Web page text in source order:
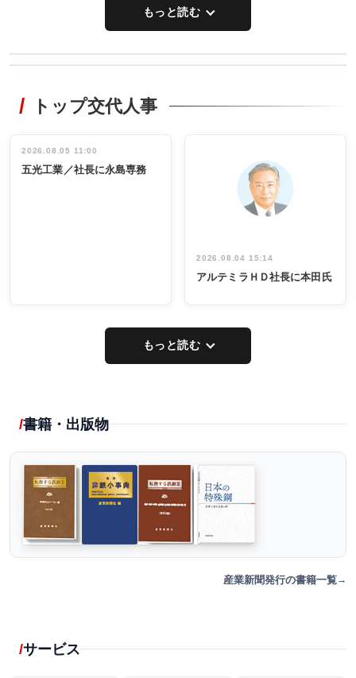
もっと読む
非鉄業界で
インタビュ
ー／社内ア
タックトレー
祝う 業界関
係者ら220人
出席
トップ交代人事
2026.08.05 11:00
五光工業／社長に永島専務
2026.08.04 15:14
アルテミラＨＤ社長に本田氏
もっと読む
書籍・出版物
産業新聞発行の書籍一覧
サービス